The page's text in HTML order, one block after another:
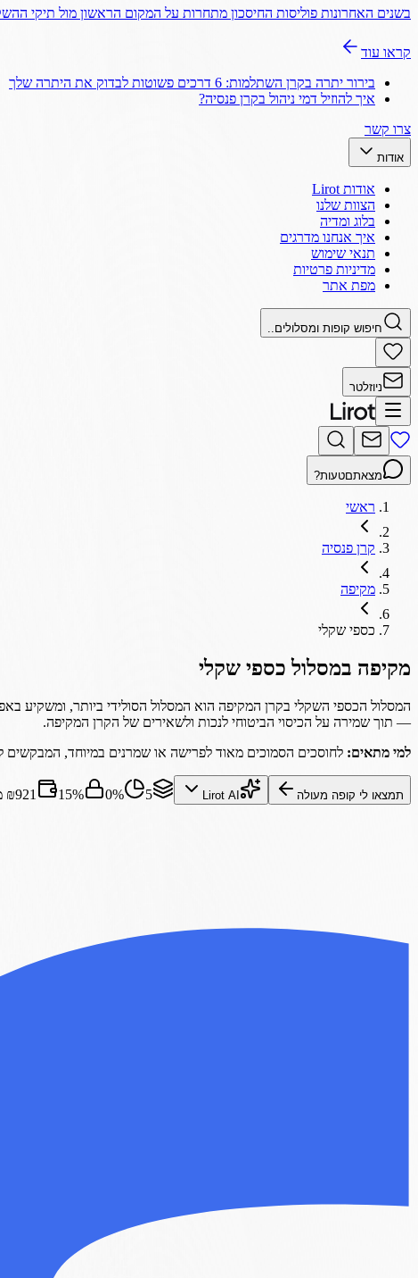
בשנים האחרונות פוליסות החיסכון מתחרות על המקום הראשון מול תיקי
קראו עוד
בירור יתרה בקרן השתלמות: 6 דרכים פשוטות לבדוק את היתרה שלך
איך להוזיל דמי ניהול בקרן פנסיה?
צרו קשר
אודות
אודות Lirot
הצוות שלנו
בלוג ומדיה
איך אנחנו מדרגים
תנאי שימוש
מדיניות פרטיות
מפת אתר
חיפוש קופות ומסלולים..
ניוזלטר
מצאתםטעות?
ראשי
קרן פנסיה
מקיפה
כספי שקלי
מקיפה במסלול כספי שקלי
המסלול הכספי השקלי בקרן המקיפה הוא המסלול הסולידי ביותר, ומשקיע
— תוך שמירה על הכיסוי הביטוחי לנכות ולשאירים של הקרן המקיפה.
למי מתאים: לחוסכים הסמוכים מאוד לפרישה או שמרנים במיוחד,
תמצאו לי קופה מעולה Lirot AI
5
0%
15% ₪921 מ׳